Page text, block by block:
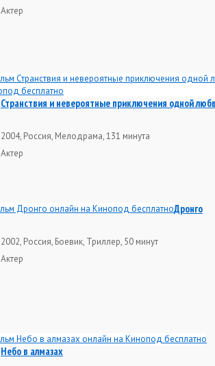
Актер
Странствия и невероятные приключения одной
2004, Россия, Мелодрама, 131 минута
Актер
Дронго
2002, Россия, Боевик, Триллер, 50 минут
Актер
Небо в алмазах